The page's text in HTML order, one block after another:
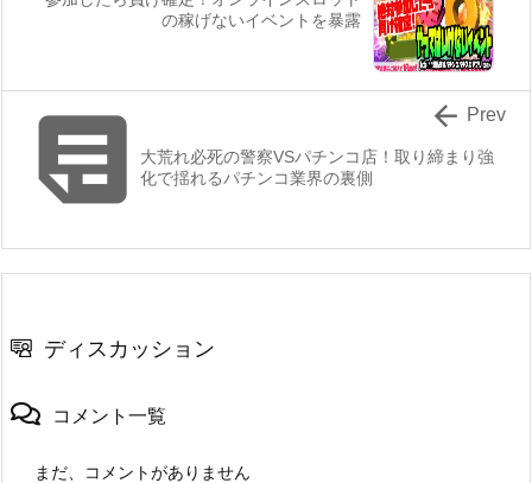
の稼げないイベントを暴露
大荒れ必死の警察VSパチンコ店！取り締まり強
化で揺れるパチンコ業界の裏側
 Prev
ディスカッション
コメント一覧
まだ、コメントがありません